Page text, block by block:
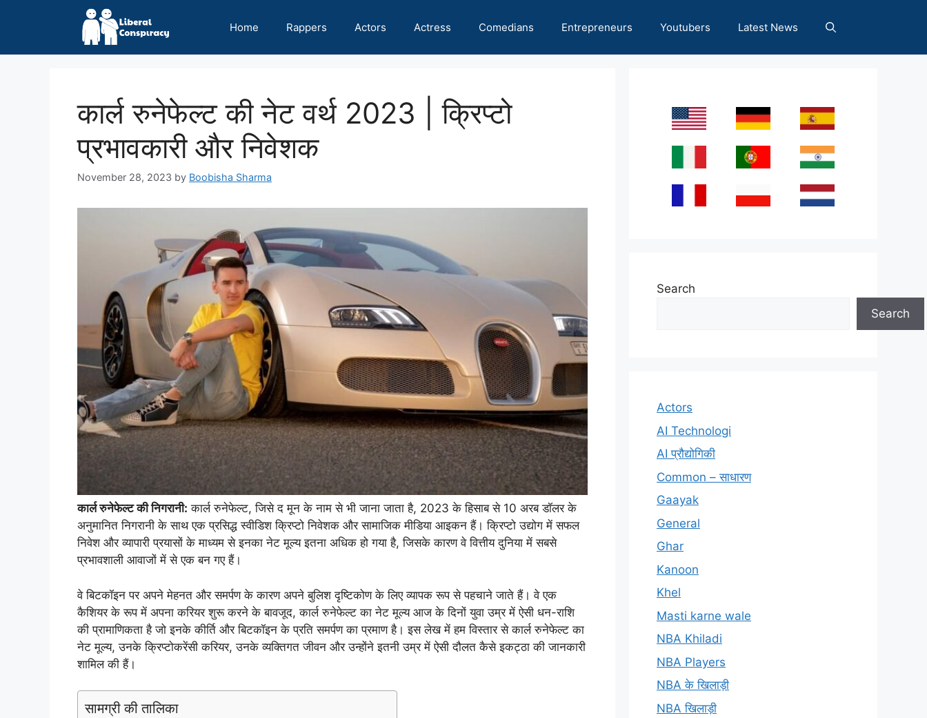
Home Rappers Actors Actress Comedians Entrepreneurs Youtubers Latest News
कार्ल रुनेफेल्ट की नेट वर्थ 2023 | क्रिप्टो
प्रभावकारी और निवेशक
November 28, 2023 by Boobisha Sharma
कार्ल रुनेफेल्ट की निगरानी: कार्ल रुनेफेल्ट, जिसे द मून के नाम से भी जाना जाता है, 2023 के हिसाब से 10 अरब डॉलर के
अनुमानित निगरानी के साथ एक प्रसिद्ध स्वीडिश क्रिप्टो निवेशक और सामाजिक मीडिया आइकन हैं। क्रिप्टो उद्योग में सफल
निवेश और व्यापारी प्रयासों के माध्यम से इनका नेट मूल्य इतना अधिक हो गया है, जिसके कारण वे वित्तीय दुनिया में सबसे
प्रभावशाली आवाजों में से एक बन गए हैं।
वे बिटकॉइन पर अपने मेहनत और समर्पण के कारण अपने बुलिश दृष्टिकोण के लिए व्यापक रूप से पहचाने जाते हैं। वे एक
कैशियर के रूप में अपना करियर शुरू करने के बावजूद, कार्ल रुनेफेल्ट का नेट मूल्य आज के दिनों युवा उम्र में ऐसी धन-राशि
की प्रामाणिकता है जो इनके कीर्ति और बिटकॉइन के प्रति समर्पण का प्रमाण है। इस लेख में हम विस्तार से कार्ल रुनेफेल्ट का
नेट मूल्य, उनके क्रिप्टोकरेंसी करियर, उनके व्यक्तिगत जीवन और उन्होंने इतनी उम्र में ऐसी दौलत कैसे इकट्ठा की जानकारी
शामिल की हैं।
सामग्री की तालिका
Search
Search
Actors
AI Technologi
AI प्रौद्योगिकी
Common – साधारण
Gaayak
General
Ghar
Kanoon
Khel
Masti karne wale
NBA Khiladi
NBA Players
NBA के खिलाड़ी
NBA खिलाड़ी